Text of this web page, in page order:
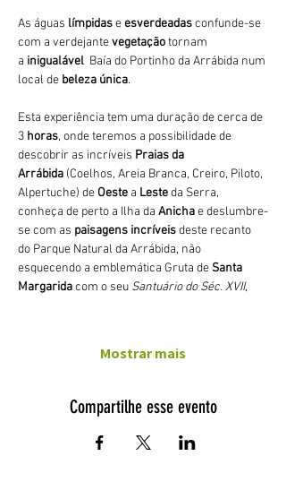
As águas límpidas e esverdeadas confunde-se
com a verdejante vegetação tornam
a inigualável Baía do Portinho da Arrábida num
local de beleza única.
Esta experiência tem uma duração de cerca de
3 horas, onde teremos a possibilidade de
descobrir as incríveis Praias da
Arrábida (Coelhos, Areia Branca, Creiro, Piloto,
Alpertuche) de Oeste a Leste da Serra,
conheça de perto a Ilha da Anicha e deslumbre-
se com as paisagens incríveis deste recanto
do Parque Natural da Arrábida, não
esquecendo a emblemática Gruta de Santa
Margarida com o seu Santuário do Séc. XVII,
Mostrar mais
Compartilhe esse evento